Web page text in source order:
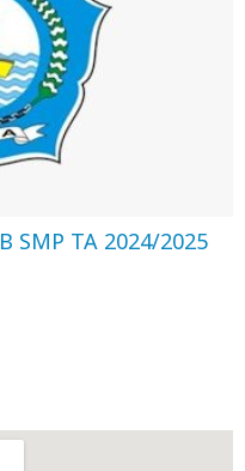
SMP TA 2024/2025